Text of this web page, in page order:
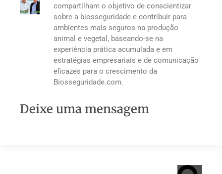
compartilham o objetivo de conscientizar
sobre a biosseguridade e contribuir para
ambientes mais seguros na produção
animal e vegetal, baseando-se na
experiência prática acumulada e em
estratégias empresariais e de comunicação
eficazes para o crescimento da
Biosseguridade.com.
Deixe uma mensagem